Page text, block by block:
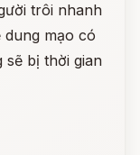
trôi nhanh
mạo có
bị thời gian